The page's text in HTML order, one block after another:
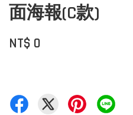
面海報(C款)
NT$ 0